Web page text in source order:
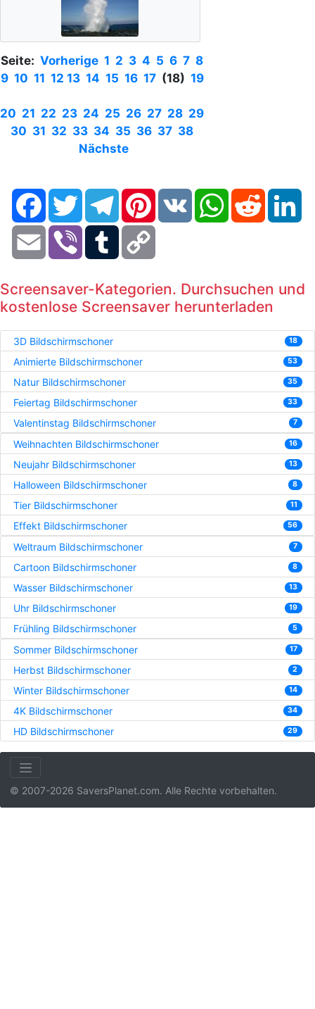
Seite:Vorherige 1 2 3 4 5 6 7 8
9 10 11 12 13 14 15 16 17(18) 19
20 21 22 23 24 25 26 27 28 29
30 31 32 33 34 35 36 37 38
Nächste
FacebookTwitter TelegramPinterestVK WhatsAppReddit
Email Viber Tumblr
Screensaver-Kategorien. Durchsuchen und
kostenlose Screensaver herunterladen
3D Bildschirmschoner 18
Animierte Bildschirmschoner 53
Natur Bildschirmschoner 35
Feiertag Bildschirmschoner 33
Valentinstag Bildschirmschoner 7
Weihnachten Bildschirmschoner 16
Neujahr Bildschirmschoner 13
Halloween Bildschirmschoner 8
Tier Bildschirmschoner 11
Effekt Bildschirmschoner 56
Weltraum Bildschirmschoner 7
Cartoon Bildschirmschoner 8
Wasser Bildschirmschoner 13
Uhr Bildschirmschoner 19
Frühling Bildschirmschoner 5
Sommer Bildschirmschoner 17
Herbst Bildschirmschoner 2
Winter Bildschirmschoner 14
4K Bildschirmschoner 34
HD Bildschirmschoner 29
© 2007-2026 SaversPlanet.com. Alle Rechte vorbehalten.